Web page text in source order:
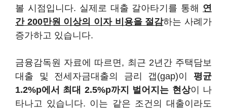
볼 시점입니다. 실제로 대출 갈아타기를 통해 연
간 200만원 이상의 이자 비용을 절감하는 사례가
증가하고 있습니다.
금융감독원 자료에 따르면, 최근 2년간 주택담보
대출 및 전세자금대출의 금리 갭(gap)이 평균
1.2%p에서 최대 2.5%p까지 벌어지는 현상이 나
타나고 있습니다. 이는 같은 조건의 대출이라도